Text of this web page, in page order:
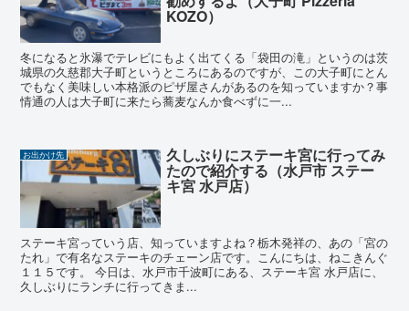
KOZO）
冬になると氷瀑でテレビにもよく出てくる「袋田の滝」というのは茨
城県の久慈郡大子町というところにあるのですが、この大子町にとん
でもなく美味しい本格派のピザ屋さんがあるのを知っていますか？事
情通の人は大子町に来たら蕎麦なんか食べずに一...
お出かけ先 久しぶりにステーキ宮に行ってみ
たので紹介する（水戸市 ステー
キ宮 水戸店）
ステーキ宮っていう店、知っていますよね？栃木発祥の、あの「宮の
たれ」で有名なステーキのチェーン店です。こんにちは、ねこきんぐ
１１５です。 今日は、水戸市千波町にある、ステーキ宮 水戸店に、
久しぶりにランチに行ってきま...